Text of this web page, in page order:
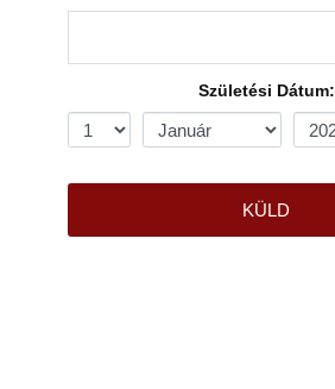
Születési Dátum:
KÜLD